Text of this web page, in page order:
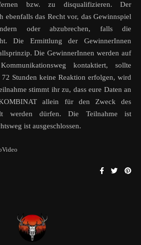
bzw. zu disqualifizieren. Der
ebenfalls das Recht vor, das Gewinnspiel
oder abzubrechen, falls die
Die Ermittlung der GewinnerInnen
Die GewinnerInnen werden auf
kontaktiert, sollte
Stunden keine Reaktion erfolgen, wird
stimmt ihr zu, dass eure Daten an
allein für den Zweck des
werden dürfen. Die Teilnahme ist
ist ausgeschlossen.